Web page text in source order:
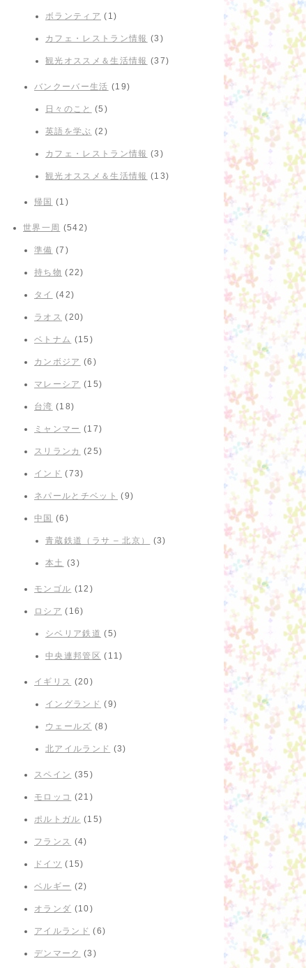
ボランティア (1)
カフェ・レストラン情報 (3)
観光オススメ＆生活情報 (37)
バンクーバー生活 (19)
日々のこと (5)
英語を学ぶ (2)
カフェ・レストラン情報 (3)
観光オススメ＆生活情報 (13)
帰国 (1)
世界一周 (542)
準備 (7)
持ち物 (22)
タイ (42)
ラオス (20)
ベトナム (15)
カンボジア (6)
マレーシア (15)
台湾 (18)
ミャンマー (17)
スリランカ (25)
インド (73)
ネパールとチベット (9)
中国 (6)
青蔵鉄道（ラサ – 北京） (3)
本土 (3)
モンゴル (12)
ロシア (16)
シベリア鉄道 (5)
中央連邦管区 (11)
イギリス (20)
イングランド (9)
ウェールズ (8)
北アイルランド (3)
スペイン (35)
モロッコ (21)
ポルトガル (15)
フランス (4)
ドイツ (15)
ベルギー (2)
オランダ (10)
アイルランド (6)
デンマーク (3)